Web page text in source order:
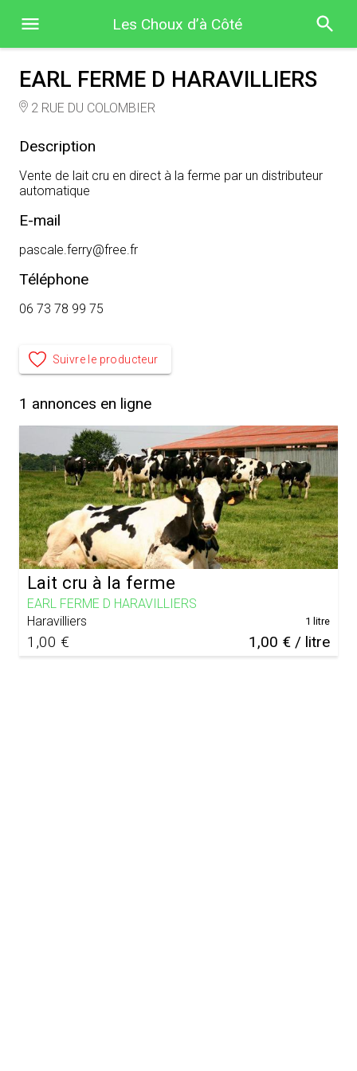
Les Choux d’à Côté
EARL FERME D HARAVILLIERS
2 RUE DU COLOMBIER
Description
Vente de lait cru en direct à la ferme par un distributeur
automatique
E-mail
pascale.ferry@free.fr
Téléphone
06 73 78 99 75
Suivre le producteur
1 annonces en ligne
Lait cru à la ferme
EARL FERME D HARAVILLIERS
Haravilliers
1,00 € 1,00 € / litre
1 litre